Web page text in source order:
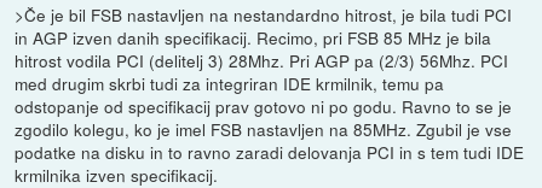
>Če je bil FSB nastavljen na nestandardno hitrost, je bila tudi PCI
in AGP izven danih specifikacij. Recimo, pri FSB 85 MHz je bila
hitrost vodila PCI (delitelj 3) 28Mhz. Pri AGP pa (2/3) 56Mhz. PCI
med drugim skrbi tudi za integriran IDE krmilnik, temu pa
odstopanje od specifikacij prav gotovo ni po godu. Ravno to se je
zgodilo kolegu, ko je imel FSB nastavljen na 85MHz. Zgubil je vse
podatke na disku in to ravno zaradi delovanja PCI in s tem tudi IDE
krmilnika izven specifikacij.